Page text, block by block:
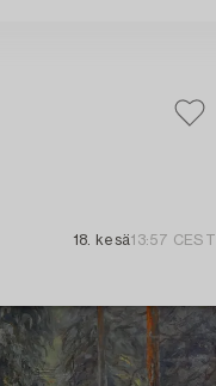
18. kesä13:57 CEST